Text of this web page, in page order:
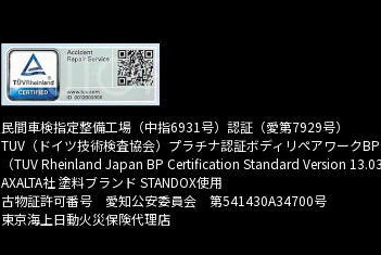
民間車検指定整備工場（中指6931号）認証（愛第7929号）
TUV（ドイツ技術検査協会）プラチナ認証ボディリペアワーク
（TUV Rheinland Japan BP Certification Standard Version
AXALTA社 塗料ブランド STANDOX使用
古物証許可番号 愛知公安委員会 第541430A34700号
東京海上日動火災保険代理店